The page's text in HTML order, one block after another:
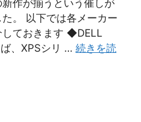
作が揃うという催しが
。 以下では各メーカー
しておきます ◆DELL
、XPSシリ … 続きを読